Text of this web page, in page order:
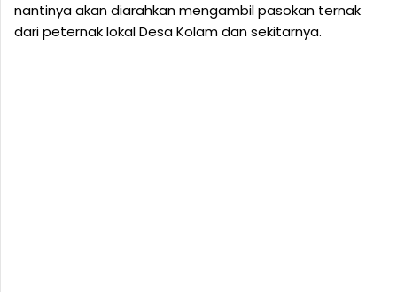
nantinya akan diarahkan mengambil pasokan ternak
dari peternak lokal Desa Kolam dan sekitarnya.